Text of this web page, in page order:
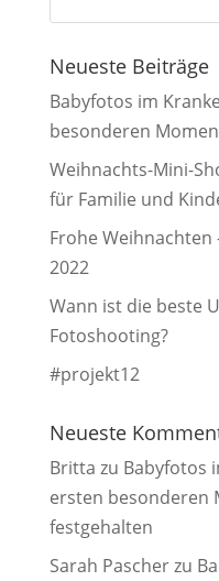
Neueste Beiträge
Babyfotos im
besonderen
Weihnachts-Mini-
für Familie und
Frohe
2022
Wann ist die beste
Fotoshooting?
#projekt12
Neueste
Britta zu Babyfotos
ersten besonderen
festgehalten
Sarah Pascherzu